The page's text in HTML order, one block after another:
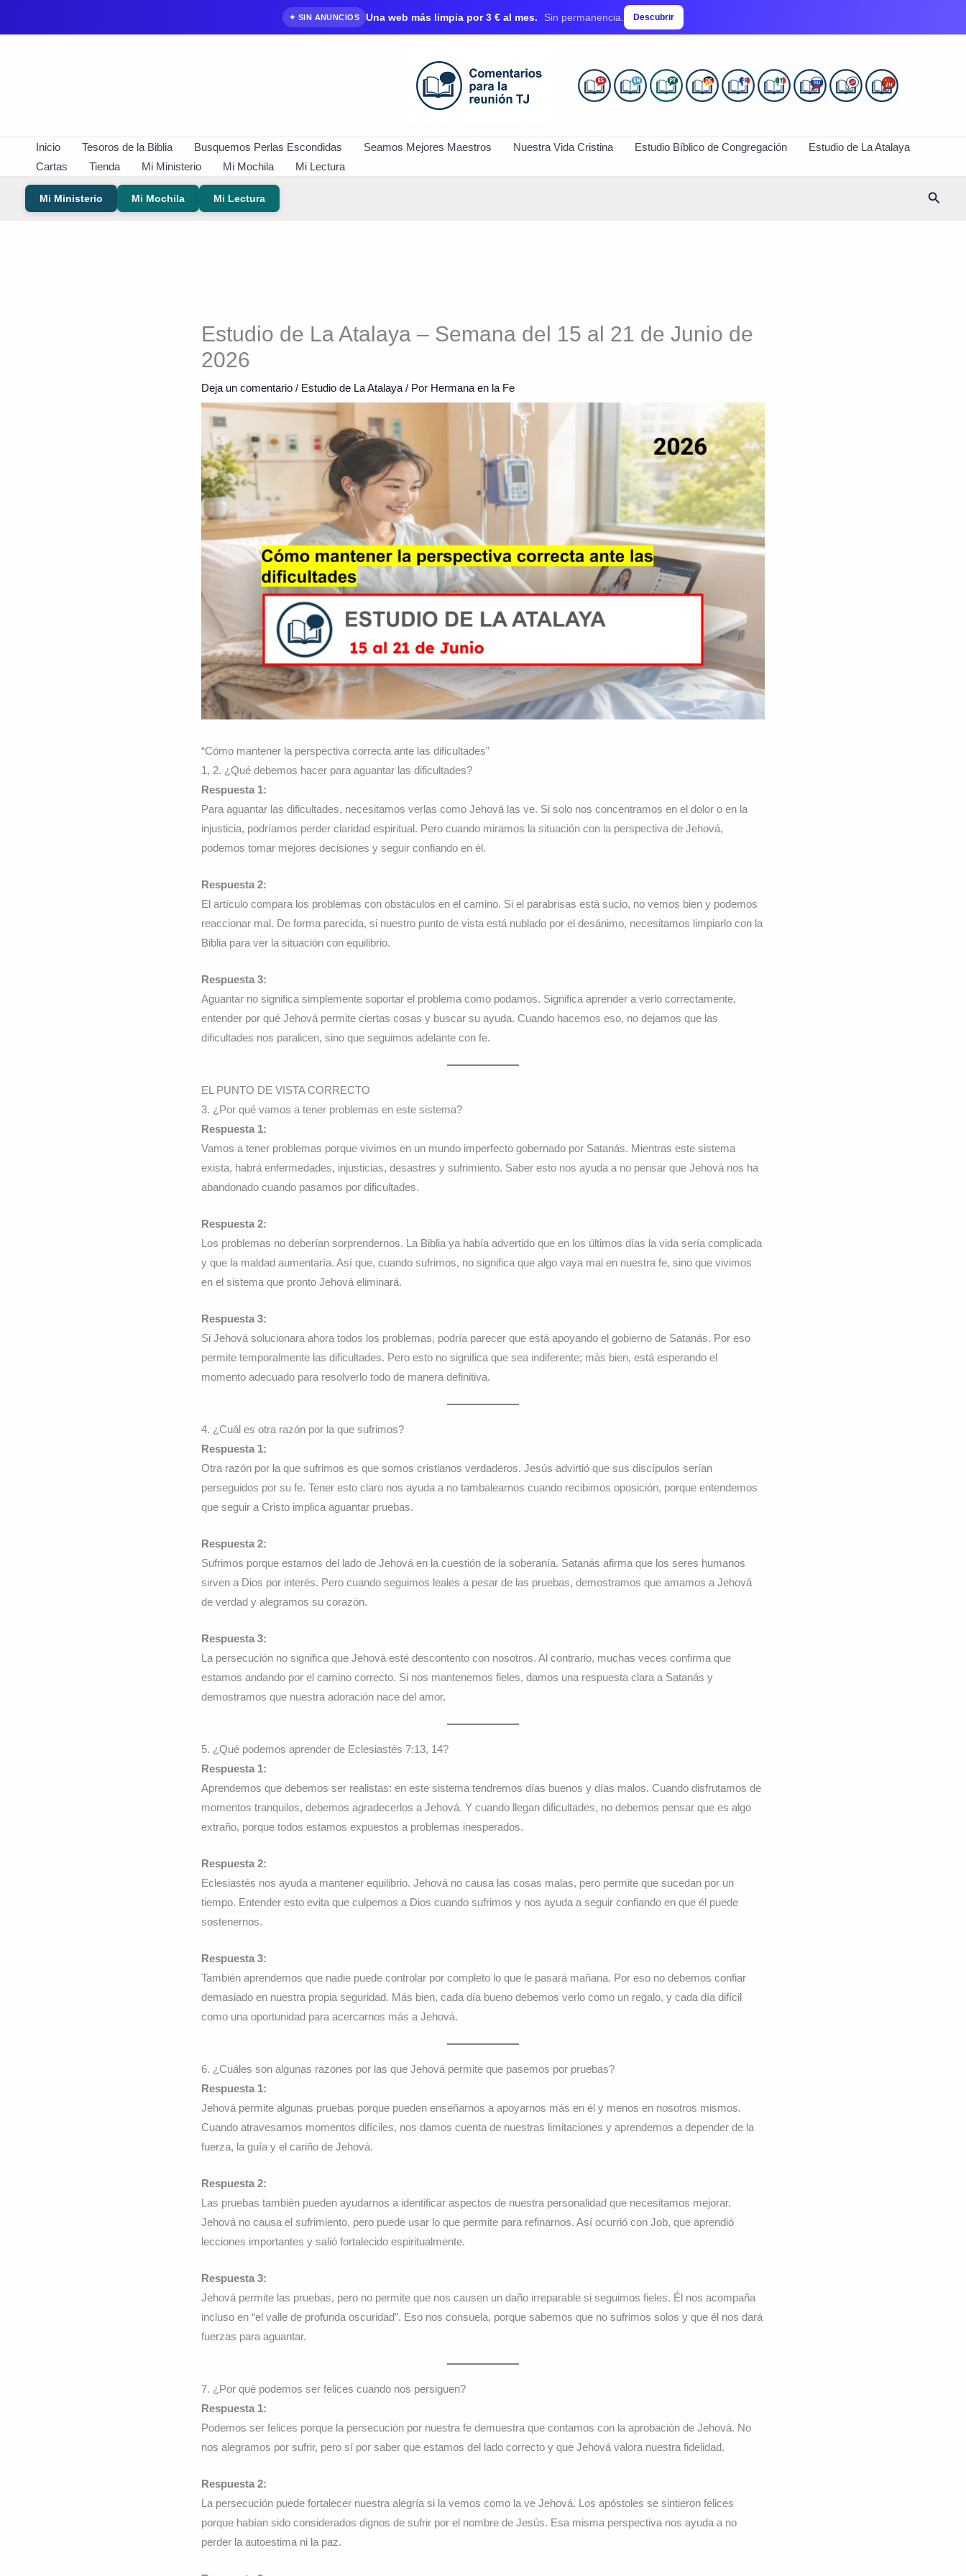
✦ SIN ANUNCIOS Una web más limpia por 3 € al mes. Sin permanencia. Descubrir
Inicio Tesoros de la Biblia Busquemos Perlas Escondidas Seamos Mejores Maestros Nuestra Vida Cristina Estudio Bíblico de Congregación
Estudio de La Atalaya
Cartas
Tienda Mi Ministerio Mi Mochila Mi Lectura
Mi Ministerio Mi Mochila Mi Lectura
Estudio de La Atalaya – Semana del 15 al 21 de Junio de
2026
Deja un comentario / Estudio de La Atalaya / Por Hermana en la Fe
“Cómo mantener la perspectiva correcta ante las dificultades”
1, 2. ¿Qué debemos hacer para aguantar las dificultades?
Respuesta 1:
Para aguantar las dificultades, necesitamos verlas como Jehová las ve. Si solo nos concentramos en el dolor o en la
injusticia, podríamos perder claridad espiritual. Pero cuando miramos la situación con la perspectiva de Jehová,
podemos tomar mejores decisiones y seguir confiando en él.
Respuesta 2:
El artículo compara los problemas con obstáculos en el camino. Si el parabrisas está sucio, no vemos bien y podemos
reaccionar mal. De forma parecida, si nuestro punto de vista está nublado por el desánimo, necesitamos limpiarlo con la
Biblia para ver la situación con equilibrio.
Respuesta 3:
Aguantar no significa simplemente soportar el problema como podamos. Significa aprender a verlo correctamente,
entender por qué Jehová permite ciertas cosas y buscar su ayuda. Cuando hacemos eso, no dejamos que las
dificultades nos paralicen, sino que seguimos adelante con fe.
EL PUNTO DE VISTA CORRECTO
3. ¿Por qué vamos a tener problemas en este sistema?
Respuesta 1:
Vamos a tener problemas porque vivimos en un mundo imperfecto gobernado por Satanás. Mientras este sistema
exista, habrá enfermedades, injusticias, desastres y sufrimiento. Saber esto nos ayuda a no pensar que Jehová nos ha
abandonado cuando pasamos por dificultades.
Respuesta 2:
Los problemas no deberían sorprendernos. La Biblia ya había advertido que en los últimos días la vida sería complicada
y que la maldad aumentaría. Así que, cuando sufrimos, no significa que algo vaya mal en nuestra fe, sino que vivimos
en el sistema que pronto Jehová eliminará.
Respuesta 3:
Si Jehová solucionara ahora todos los problemas, podría parecer que está apoyando el gobierno de Satanás. Por eso
permite temporalmente las dificultades. Pero esto no significa que sea indiferente; más bien, está esperando el
momento adecuado para resolverlo todo de manera definitiva.
4. ¿Cuál es otra razón por la que sufrimos?
Respuesta 1:
Otra razón por la que sufrimos es que somos cristianos verdaderos. Jesús advirtió que sus discípulos serían
perseguidos por su fe. Tener esto claro nos ayuda a no tambalearnos cuando recibimos oposición, porque entendemos
que seguir a Cristo implica aguantar pruebas.
Respuesta 2:
Sufrimos porque estamos del lado de Jehová en la cuestión de la soberanía. Satanás afirma que los seres humanos
sirven a Dios por interés. Pero cuando seguimos leales a pesar de las pruebas, demostramos que amamos a Jehová
de verdad y alegramos su corazón.
Respuesta 3:
La persecución no significa que Jehová esté descontento con nosotros. Al contrario, muchas veces confirma que
estamos andando por el camino correcto. Si nos mantenemos fieles, damos una respuesta clara a Satanás y
demostramos que nuestra adoración nace del amor.
5. ¿Qué podemos aprender de Eclesiastés 7:13, 14?
Respuesta 1:
Aprendemos que debemos ser realistas: en este sistema tendremos días buenos y días malos. Cuando disfrutamos de
momentos tranquilos, debemos agradecerlos a Jehová. Y cuando llegan dificultades, no debemos pensar que es algo
extraño, porque todos estamos expuestos a problemas inesperados.
Respuesta 2:
Eclesiastés nos ayuda a mantener equilibrio. Jehová no causa las cosas malas, pero permite que sucedan por un
tiempo. Entender esto evita que culpemos a Dios cuando sufrimos y nos ayuda a seguir confiando en que él puede
sostenernos.
Respuesta 3:
También aprendemos que nadie puede controlar por completo lo que le pasará mañana. Por eso no debemos confiar
demasiado en nuestra propia seguridad. Más bien, cada día bueno debemos verlo como un regalo, y cada día difícil
como una oportunidad para acercarnos más a Jehová.
6. ¿Cuáles son algunas razones por las que Jehová permite que pasemos por pruebas?
Respuesta 1:
Jehová permite algunas pruebas porque pueden enseñarnos a apoyarnos más en él y menos en nosotros mismos.
Cuando atravesamos momentos difíciles, nos damos cuenta de nuestras limitaciones y aprendemos a depender de la
fuerza, la guía y el cariño de Jehová.
Respuesta 2:
Las pruebas también pueden ayudarnos a identificar aspectos de nuestra personalidad que necesitamos mejorar.
Jehová no causa el sufrimiento, pero puede usar lo que permite para refinarnos. Así ocurrió con Job, que aprendió
lecciones importantes y salió fortalecido espiritualmente.
Respuesta 3:
Jehová permite las pruebas, pero no permite que nos causen un daño irreparable si seguimos fieles. Él nos acompaña
incluso en “el valle de profunda oscuridad”. Eso nos consuela, porque sabemos que no sufrimos solos y que él nos dará
fuerzas para aguantar.
7. ¿Por qué podemos ser felices cuando nos persiguen?
Respuesta 1:
Podemos ser felices porque la persecución por nuestra fe demuestra que contamos con la aprobación de Jehová. No
nos alegramos por sufrir, pero sí por saber que estamos del lado correcto y que Jehová valora nuestra fidelidad.
Respuesta 2:
La persecución puede fortalecer nuestra alegría si la vemos como la ve Jehová. Los apóstoles se sintieron felices
porque habían sido considerados dignos de sufrir por el nombre de Jesús. Esa misma perspectiva nos ayuda a no
perder la autoestima ni la paz.